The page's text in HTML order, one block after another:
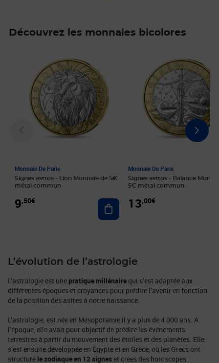
Découvrez les monnaies bicolores
Monnaie De Paris
Signes astros - Lion Monnaie de 5€
métal commun
9,50€ Ajouter au panier
Monnaie De Paris
Signes astros - Balance
5€ métal commun
13,00€
L’évolution de l’astrologie
L’astrologie est une pratique millénaire qui s’est adaptée aux
différentes époques et croyances pour prédire l’avenir en fonction
de la position des astres à notre naissance.
L’astrologie, est née en Mésopotamie il y a plus de 4 000 ans. A
l’époque, elle avait pour objectif de prédire les évènements
terrestres à partir du mouvement des étoiles et des planètes. Elle
s’est ensuite développée en Égypte et en Grèce, où les Grecs ont
structuré le zodiaque en 12 signes et crées des horoscopes